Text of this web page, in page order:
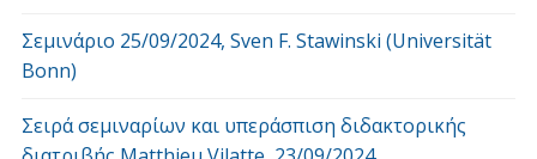
Σεμινάριο 25/09/2024, Sven F. Stawinski (Universität
Bonn)
Σειρά σεμιναρίων και υπεράσπιση διδακτορικής